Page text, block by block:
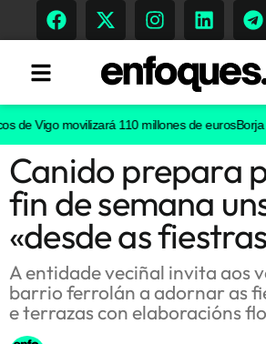
Tendencias
Memoria Histórica
Gastronomía
Escenarios
Vigo movilizará 110 millones de eurosBorja
Canido prepara
fin de semana
«desde as
A entidade veciñal invita aos
barrio ferrolán a adornar as
e terrazas con elaboracións